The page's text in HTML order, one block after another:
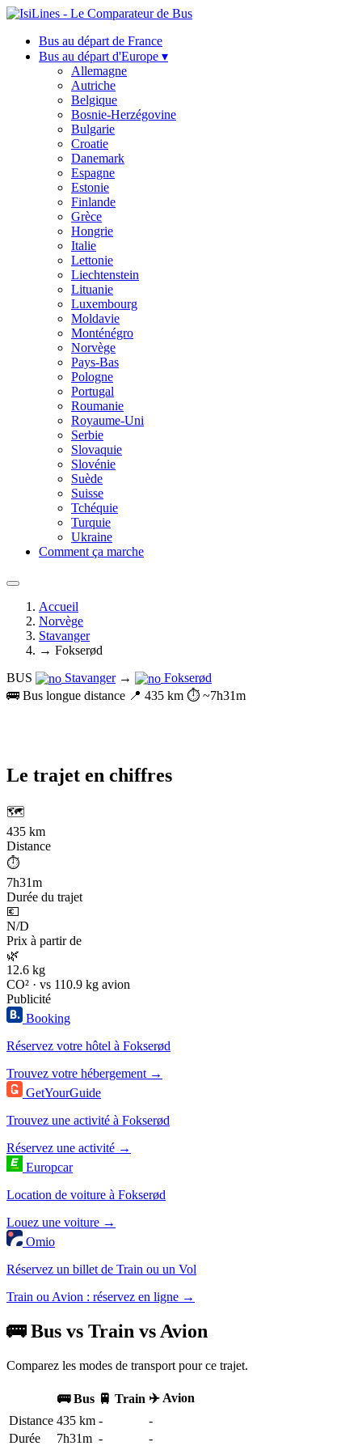
Bus au départ de France
Bus au départ d'Europe ▾
Allemagne
Autriche
Belgique
Bosnie-Herzégovine
Bulgarie
Croatie
Danemark
Espagne
Estonie
Finlande
Grèce
Hongrie
Italie
Lettonie
Liechtenstein
Lituanie
Luxembourg
Moldavie
Monténégro
Norvège
Pays-Bas
Pologne
Portugal
Roumanie
Royaume-Uni
Serbie
Slovaquie
Slovénie
Suède
Suisse
Tchéquie
Turquie
Ukraine
Comment ça marche
Accueil
Norvège
Stavanger
→ Fokserød
BUS
Stavanger →
Fokserød
🚌 Bus longue distance 📍 435 km ⏱️ ~7h31m
Le trajet en chiffres
🗺️
435 km
Distance
⏱️
7h31m
Durée du trajet
💶
N/D
Prix à partir de
🌿
12.6 kg
CO² · vs 110.9 kg avion
Publicité
Booking
Réservez votre hôtel à Fokserød
Trouvez votre hébergement →
GetYourGuide
Trouvez une activité à Fokserød
Réservez une activité →
Europcar
Location de voiture à Fokserød
Louez une voiture →
Omio
Réservez un billet de Train ou un Vol
Train ou Avion : réservez en ligne →
🚌 Bus vs Train vs Avion
Comparez les modes de transport pour ce trajet.
🚌 Bus 🚆 Train ✈️ Avion
Distance 435 km -
-
Durée
7h31m -
-